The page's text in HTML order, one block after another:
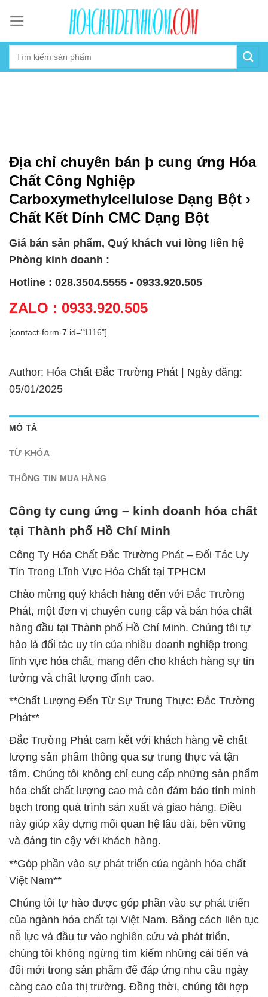
content
Địa chỉ chuyên bán þ cung ứng Hóa
Chất Công Nghiệp
Carboxymethylcellulose Dạng Bột ›
Chất Kết Dính CMC Dạng Bột
Giá bán sản phẩm, Quý khách vui lòng liên hệ
Phòng kinh doanh :
Hotline : 028.3504.5555 - 0933.920.505
ZALO : 0933.920.505
[contact-form-7 id="1116"]
Author: Hóa Chất Đắc Trường Phát | Ngày đăng:
05/01/2025
MÔ TẢ
TỪ KHÓA
THÔNG TIN MUA HÀNG
Công ty cung ứng – kinh doanh hóa chất
tại Thành phố Hồ Chí Minh
Công Ty Hóa Chất Đắc Trường Phát – Đối Tác Uy
Tín Trong Lĩnh Vực Hóa Chất tại TPHCM
Chào mừng quý khách hàng đến với Đắc Trường
Phát, một đơn vị chuyên cung cấp và bán hóa chất
hàng đầu tại Thành phố Hồ Chí Minh. Chúng tôi tự
hào là đối tác uy tín của nhiều doanh nghiệp trong
lĩnh vực hóa chất, mang đến cho khách hàng sự tin
tưởng và chất lượng đỉnh cao.
**Chất Lượng Đến Từ Sự Trung Thực: Đắc Trường
Phát**
Đắc Trường Phát cam kết với khách hàng về chất
lượng sản phẩm thông qua sự trung thực và tận
tâm. Chúng tôi không chỉ cung cấp những sản phẩm
hóa chất chất lượng cao mà còn đảm bảo tính minh
bạch trong quá trình sản xuất và giao hàng. Điều
này giúp xây dựng mối quan hệ lâu dài, bền vững
và đáng tin cậy với khách hàng.
**Góp phần vào sự phát triển của ngành hóa chất
Việt Nam**
Chúng tôi tự hào được góp phần vào sự phát triển
của ngành hóa chất tại Việt Nam. Bằng cách liên tục
nỗ lực và đầu tư vào nghiên cứu và phát triển,
chúng tôi không ngừng tìm kiếm những cải tiến và
đổi mới trong sản phẩm để đáp ứng nhu cầu ngày
càng cao của thị trường. Đồng thời, chúng tôi hợp